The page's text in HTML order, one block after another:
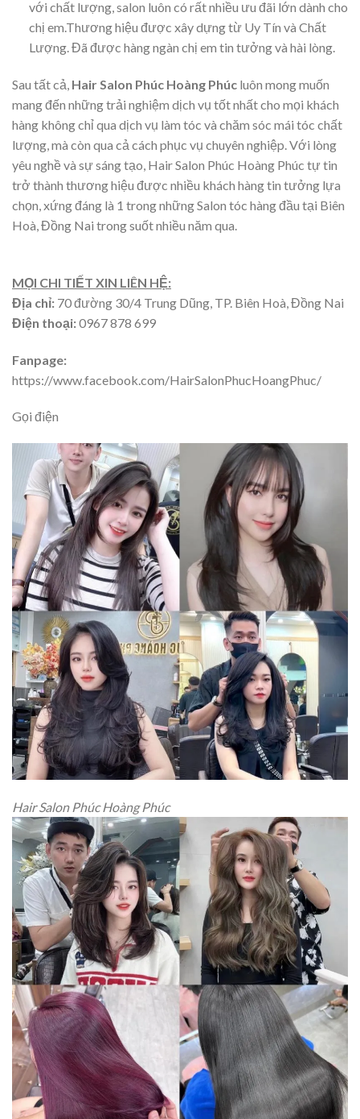
với chất lượng, salon luôn có rất nhiều ưu đãi lớn dành cho
chị em.Thương hiệu được xây dựng từ Uy Tín và Chất
Lượng. Đã được hàng ngàn chị em tin tưởng và hài lòng.
Sau tất cả, Hair Salon Phúc Hoàng Phúc luôn mong muốn
mang đến những trải nghiệm dịch vụ tốt nhất cho mọi khách
hàng không chỉ qua dịch vụ làm tóc và chăm sóc mái tóc chất
lượng, mà còn qua cả cách phục vụ chuyên nghiệp. Với lòng
yêu nghề và sự sáng tạo, Hair Salon Phúc Hoàng Phúc tự tin
trở thành thương hiệu được nhiều khách hàng tin tưởng lựa
chọn, xứng đáng là 1 trong những Salon tóc hàng đầu tại Biên
Hoà, Đồng Nai trong suốt nhiều năm qua.
MỌI CHI TIẾT XIN LIÊN HỆ:
Địa chỉ: 70 đường 30/4 Trung Dũng, TP. Biên Hoà, Đồng Nai
Điện thoại:0967 878 699
Fanpage:
https://www.facebook.com/HairSalonPhucHoangPhuc/
Gọi điện
Hair Salon Phúc Hoàng Phúc